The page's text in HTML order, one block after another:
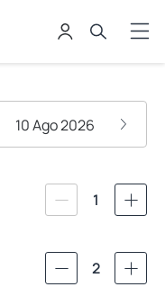
Luxury
10 Ago 2026
1
2